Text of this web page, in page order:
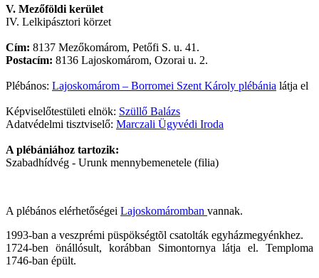
V. Mezőföldi kerület
IV. Lelkipásztori körzet
Cím: 8137 Mezőkomárom, Petőfi S. u. 41.
Postacím: 8136 Lajoskomárom, Ozorai u. 2.
Plébános: Lajoskomárom – Borromei Szent Károly plébánia látja el
Képviselőtestületi elnök: Szüllő Balázs
Adatvédelmi tisztviselő: Marczali Ügyvédi Iroda
A plébániához tartozik:
Szabadhídvég - Urunk mennybemenetele (filia)
A plébános elérhetőségei Lajoskomáromban vannak.
1993-ban a veszprémi püspökségtõl csatolták egyházmegyénkhez.
1724-ben önállósult, korábban Simontornya látja el. Temploma
1746-ban épült.